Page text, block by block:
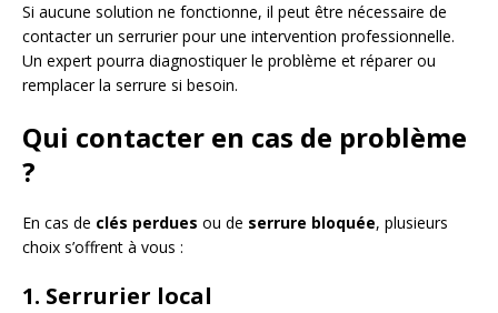
Si aucune solution ne fonctionne, il peut être nécessaire de
contacter un serrurier pour une intervention professionnelle.
Un expert pourra diagnostiquer le problème et réparer ou
remplacer la serrure si besoin.
Qui contacter en cas de problème
?
En cas de clés perdues ou de serrure bloquée, plusieurs
choix s’offrent à vous :
1. Serrurier local